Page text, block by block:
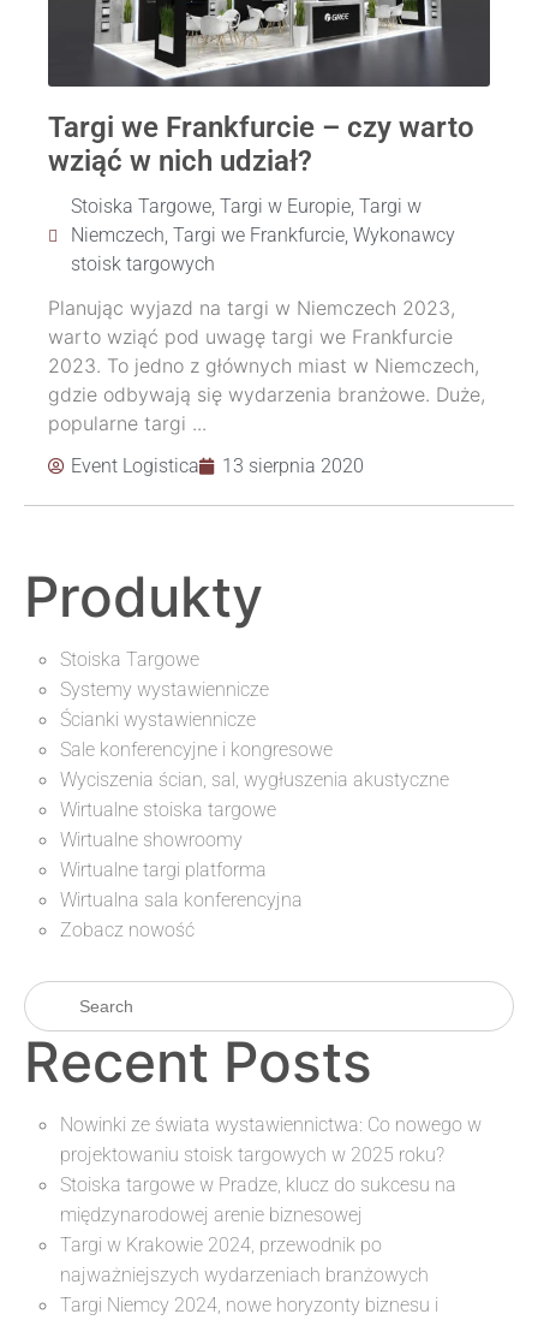
Targi we Frankfurcie – czy warto
wziąć w nich udział?
Stoiska Targowe Targi w Europie Targi w
Niemczech Targi we Frankfurcie Wykonawcy
stoisk targowych
Planując wyjazd na targi w Niemczech 2023,
warto wziąć pod uwagę targi we Frankfurcie
2023. To jedno z głównych miast w Niemczech,
gdzie odbywają się wydarzenia branżowe. Duże,
popularne targi ...
Event Logistica 13 sierpnia 2020
Produkty
Stoiska Targowe
Systemy wystawiennicze
Ścianki wystawiennicze
Sale konferencyjne i kongresowe
Wyciszenia ścian, sal, wygłuszenia akustyczne
Wirtualne stoiska targowe
Wirtualne showroomy
Wirtualne targi platforma
Wirtualna sala konferencyjna
Zobacz nowość
Recent Posts
Nowinki ze świata wystawiennictwa: Co nowego w
projektowaniu stoisk targowych w 2025 roku?
Stoiska targowe w Pradze, klucz do sukcesu na
międzynarodowej arenie biznesowej
Targi w Krakowie 2024, przewodnik po
najważniejszych wydarzeniach branżowych
Targi Niemcy 2024, nowe horyzonty biznesu i